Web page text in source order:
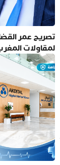
تصريح عمر
لمقاولات